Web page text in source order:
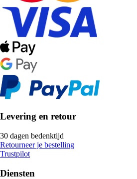
Levering en retour
30 dagen bedenktijd
Retourneer je bestelling
Trustpilot
Diensten